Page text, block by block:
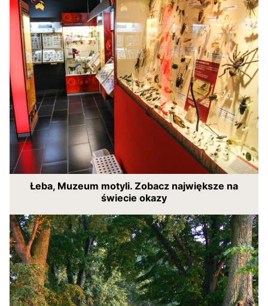
Łeba, Muzeum motyli. Zobacz największe na
świecie okazy